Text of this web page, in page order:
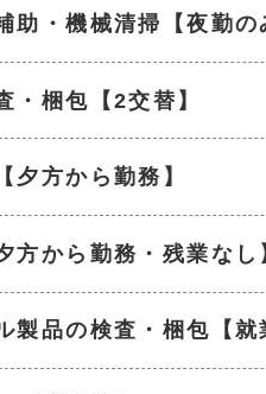
助・機械清掃【夜勤の
・梱包【2交替】
夕方から勤務】
方から勤務・残業なし
品の検査・梱包【就